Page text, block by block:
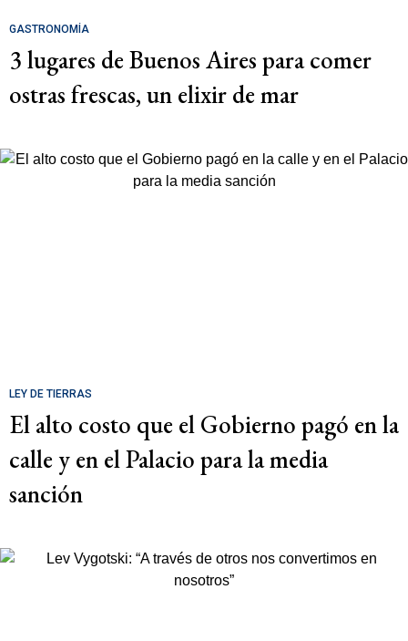
GASTRONOMÍA
3 lugares de Buenos Aires para comer
ostras frescas, un elixir de mar
LEY DE TIERRAS
El alto costo que el Gobierno pagó en la
calle y en el Palacio para la media
sanción